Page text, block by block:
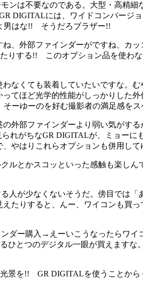
ンは不要なのである。大型・高精
DIGITALには、ワイドコンバー
男はな!! そうだろブラザー!!
、外部ファインダーがですね、カ
りする!! このオプション品を使
なくても装着していたいですな。
てほど光学的性能がしっかりした
ーゆーのを好む撮影者の満足感を
外部ファインダーより弱い気がす
れがちなGR DIGITALが、ミョー
やはりこれらオプションも併用して
とかスコッといった感触も楽し
が少なくないそうだ。傍目では
たりすると、んー、ワイコンも買
ー購入→えーいこうなったらワイ
とつのデジタル一眼が買えます
を!! GR DIGITALを使うことか